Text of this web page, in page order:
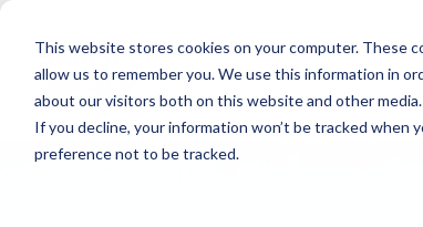
This website stores cookies on your computer. These
allow us to remember you. We use this information in
about our visitors both on this website and other
If you decline, your information won’t be tracked
preference not to be tracked.
Secteurs Solutions